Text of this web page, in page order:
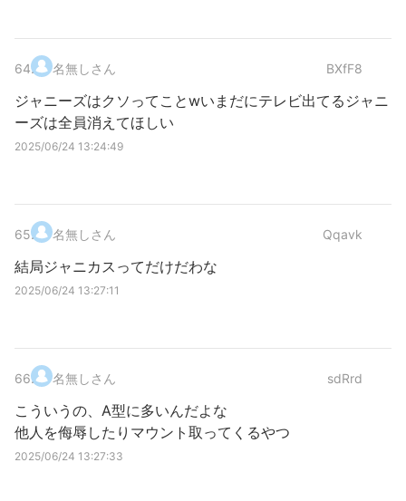
64. 名無しさん BXfF8
ジャニーズはクソってことwいまだにテレビ出てるジャニ
ーズは全員消えてほしい
2025/06/24 13:24:49
65. 名無しさん Qqavk
結局ジャニカスってだけだわな
2025/06/24 13:27:11
66. 名無しさん sdRrd
こういうの、A型に多いんだよな
他人を侮辱したりマウント取ってくるやつ
2025/06/24 13:27:33